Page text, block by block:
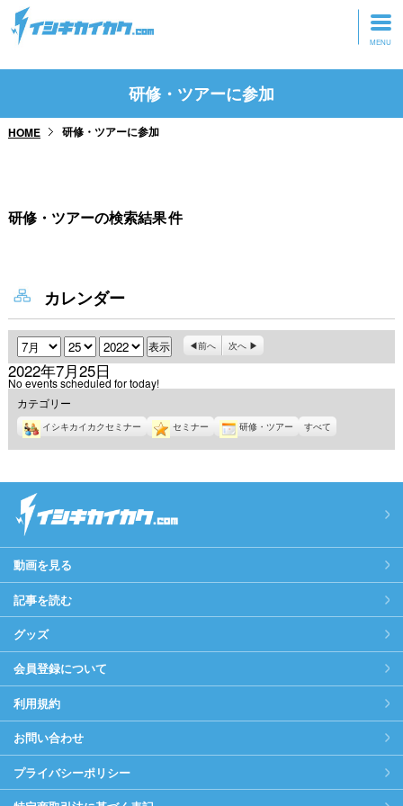
トップページ
研修・ツアーに参加
研修・ツアーに参加
HOME 研修・ツアーに参加
研修・ツアーの検索結果件
カレンダー
月 日 年 前へ 次へ
2022年7月25日
No events scheduled for today!
カテゴリー
イシキカイカクセミナー セミナー 研修・ツアー すべて
動画を見る
記事を読む
グッズ
会員登録について
利用規約
お問い合わせ
プライバシーポリシー